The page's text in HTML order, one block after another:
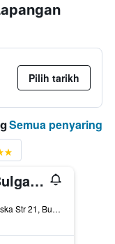
Pilih tarikh
Semua penyaring
Hotel Bulgaria
Aleksandrovska Str 21, Burgas, Bulgaria